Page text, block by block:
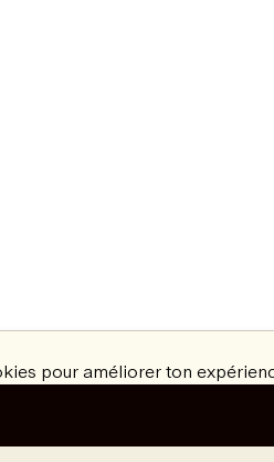
pour améliorer ton